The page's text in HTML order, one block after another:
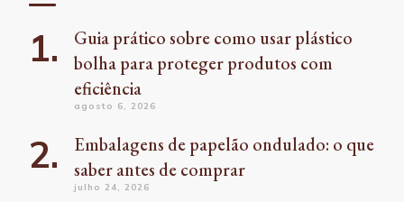
Guia prático sobre como usar plástico
bolha para proteger produtos com
eficiência
agosto 6, 2026
Embalagens de papelão ondulado: o que
saber antes de comprar
julho 24, 2026